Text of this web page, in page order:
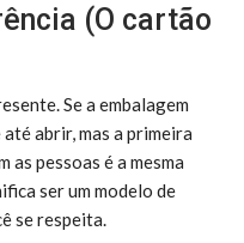
(O cartão
Se a embalagem
abrir, mas a primeira
as pessoas é a mesma
ser um modelo de
se respeita.